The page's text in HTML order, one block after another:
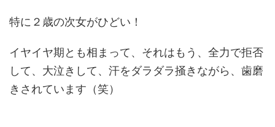
特に２歳の次女がひどい！
イヤイヤ期とも相まって、それはもう、全力で拒否
して、大泣きして、汗をダラダラ掻きながら、歯磨
きされています（笑）